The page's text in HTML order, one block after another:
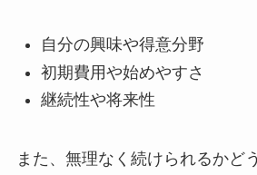
自分の興味や得意分野
初期費用や始めやすさ
継続性や将来性
また、無理なく続けられるかど